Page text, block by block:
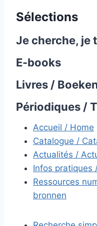
Sélections
Je cherche, je
E-books
Livres /
Périodiques /
Accueil / Home
Catalogue /
Actualités /
Infos pratiques
Ressources
bronnen